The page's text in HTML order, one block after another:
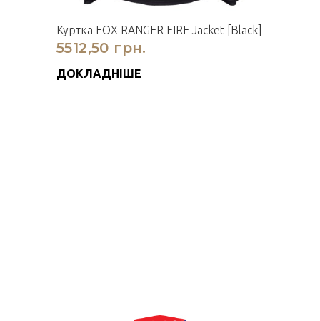
Куртка FOX RANGER FIRE Jacket [Black]
5512,50 грн.
ДОКЛАДНІШЕ